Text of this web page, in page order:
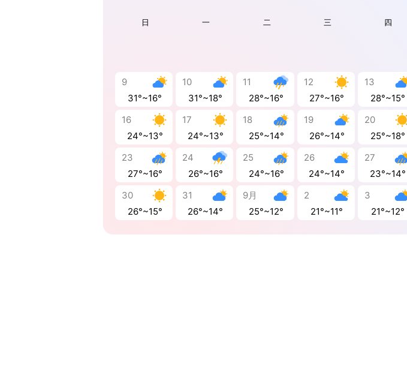
日 一 二 三 四
9
31°~16°
10
31°~18°
11
28°~16°
12
27°~16°
13
28°~15°
16
24°~13°
17
24°~13°
18
25°~14°
19
26°~14°
20
25°~18°
23
27°~16°
24
26°~16°
25
24°~16°
26
24°~14°
27
23°~14°
30
26°~15°
31
26°~14°
9月
25°~12°
2
21°~11°
3
21°~12°